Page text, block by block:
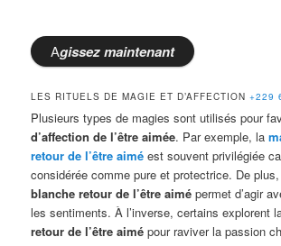
Agissezmaintenant
LES RITUELS DE MAGIE ET D’AFFECTION+229
Plusieurs types de magies sont utilisés pour
d’affection de l’être aimée. Par exemple, la
retour de l’être aimé est souvent privilégiée
considérée comme pure et protectrice. De
blanche retour de l’être aimé permet d’agir
les sentiments. À l’inverse, certains explorent
retour de l’être aimé pour raviver la passion